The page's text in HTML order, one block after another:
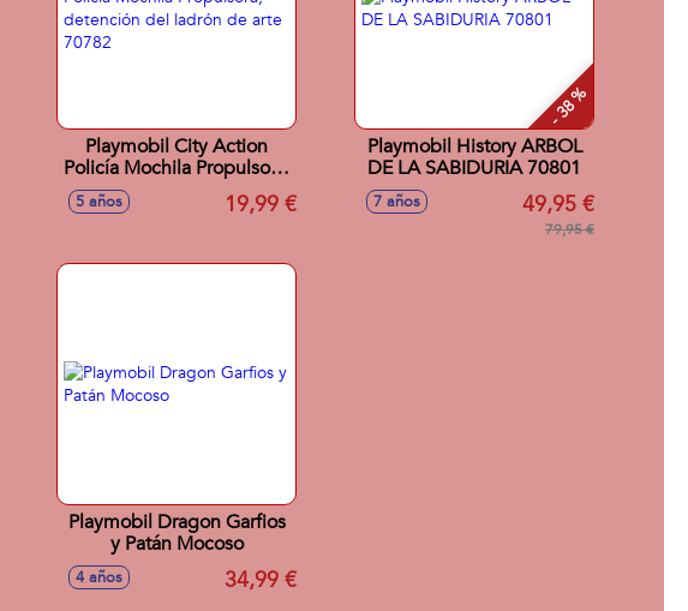
Playmobil City Action
Policía Mochila Propulsora,
detención del ladrón de
5 años 19,99 €
- 38 %
Playmobil History ARBOL
DE LA SABIDURIA 70801
7 años 49,95 €
79,95 €
Playmobil Dragon Garfios
y Patán Mocoso
4 años 34,99 €